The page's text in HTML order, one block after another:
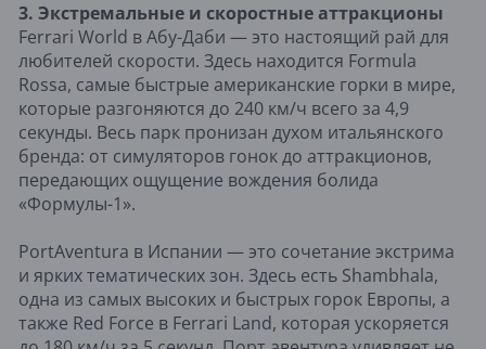
3. Экстремальные и скоростные аттракционы
Ferrari World в Абу-Даби — это настоящий рай для
любителей скорости. Здесь находится Formula
Rossa, самые быстрые американские горки в мире,
которые разгоняются до 240 км/ч всего за 4,9
секунды. Весь парк пронизан духом итальянского
бренда: от симуляторов гонок до аттракционов,
передающих ощущение вождения болида
«Формулы-1».
PortAventura в Испании — это сочетание экстрима
и ярких тематических зон. Здесь есть Shambhala,
одна из самых высоких и быстрых горок Европы, а
также Red Force в Ferrari Land, которая ускоряется